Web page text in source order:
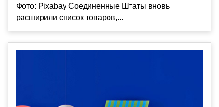
Фото: Pixabay Соединенные Штаты вновь
расширили список товаров,...